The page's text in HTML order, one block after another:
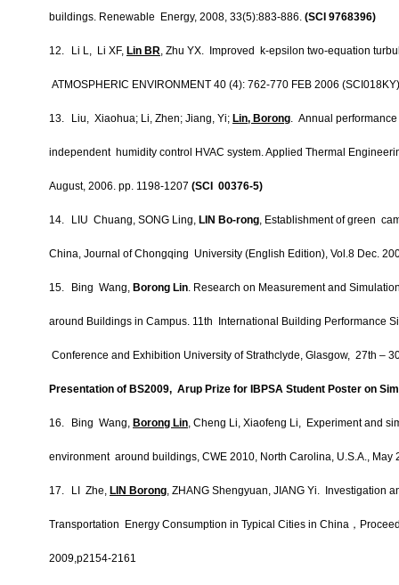
buildings. Renewable Energy, 2008, 33(5):883-886. (SCI 9768396)
12. Li L, Li XF, Lin BR, Zhu YX. Improved k-epsilon two-equation
ATMOSPHERIC ENVIRONMENT 40 (4): 762-770 FEB 2006 (SCI018KY)
13. Liu, Xiaohua; Li, Zhen; Jiang, Yi; Lin, Borong. Annual
independent humidity control HVAC system. Applied Thermal
August, 2006. pp. 1198-1207 (SCI 00376-5)
14. LIU Chuang, SONG Ling, LIN Bo-rong, Establishment of green
China, Journal of Chongqing University (English Edition), Vol.8 Dec.
15. Bing Wang, Borong Lin. Research on Measurement and
around Buildings in Campus. 11th International Building Performance
Conference and Exhibition University of Strathclyde, Glasgow, 27th –
Presentation of BS2009, Arup Prize for IBPSA Student Poster on
16. Bing Wang, Borong Lin, Cheng Li, Xiaofeng Li, Experiment and
environment around buildings, CWE 2010, North Carolina, U.S.A., May
17. LI Zhe, LIN Borong, ZHANG Shengyuan, JIANG Yi. Investigation
Transportation Energy Consumption in Typical Cities in China ，
2009,p2154-2161